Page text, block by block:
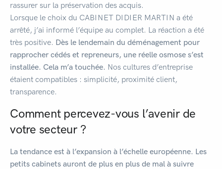
rassurer sur la préservation des acquis.
Lorsque le choix du CABINET DIDIER MARTIN a été
arrêté, j’ai informé l’équipe au complet. La réaction a été
très positive. Dès le lendemain du déménagement pour
rapprocher cédés et repreneurs, une réelle osmose s’est
installée. Cela m’a touchée. Nos cultures d’entreprise
étaient compatibles : simplicité, proximité client,
transparence.
Comment percevez-vous l’avenir de
votre secteur ?
La tendance est à l’expansion à l’échelle européenne. Les
petits cabinets auront de plus en plus de mal à suivre